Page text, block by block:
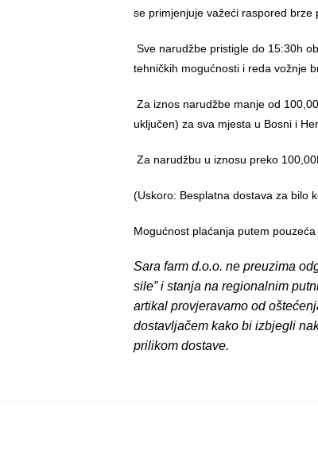
se primjenjuje važeći raspored brze
Sve narudžbe pristigle do 15:30h
tehničkih mogućnosti i reda vožnje
Za iznos narudžbe manje od
uključen) za sva mjesta u Bosni i
Za narudžbu u iznosu preko
(Uskoro: Besplatna dostava za bilo
Mogućnost plaćanja putem
Sara farm d.o.o. ne preuzima
sile” i stanja na regionalnim
artikal provjeravamo od
dostavljačem kako bi izbjegli
prilikom dostave.